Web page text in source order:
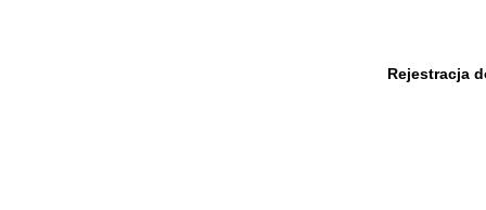
Rejestracja